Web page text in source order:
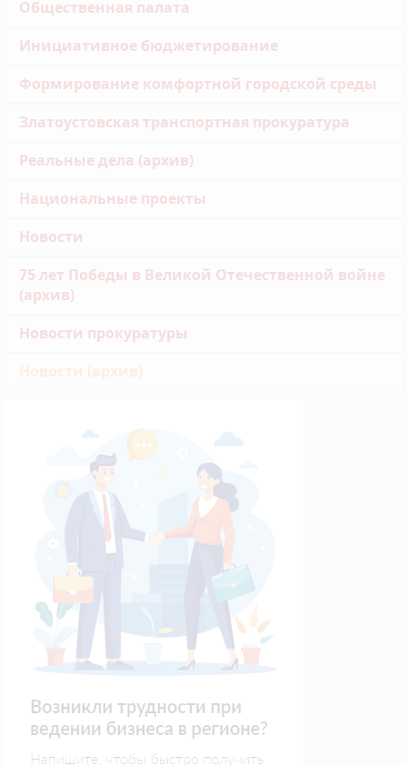
Общественная палата
Инициативное бюджетирование
Формирование комфортной городской среды
Златоустовская транспортная прокуратура
Реальные дела (архив)
Национальные проекты
Новости
75 лет Победы в Великой Отечественной войне
(архив)
Новости прокуратуры
Новости (архив)